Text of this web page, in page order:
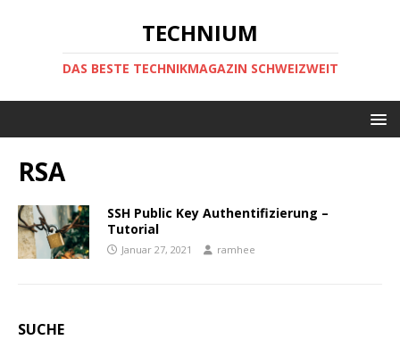
TECHNIUM
DAS BESTE TECHNIKMAGAZIN SCHWEIZWEIT
RSA
SSH Public Key Authentifizierung –
Tutorial
Januar 27, 2021 ramhee
SUCHE